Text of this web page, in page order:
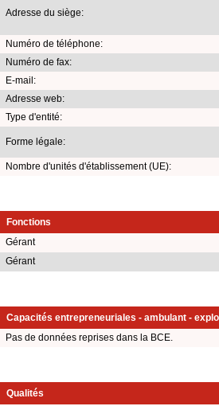
Adresse du siège:
Numéro de téléphone:
Numéro de fax:
E-mail:
Adresse web:
Type d'entité:
Forme légale:
Nombre d'unités d'établissement (UE):
Fonctions
Gérant
Gérant
Capacités entrepreneuriales - ambulant -
Pas de données reprises dans la BCE.
Qualités